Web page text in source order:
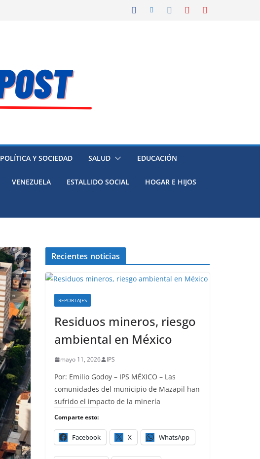
POLÍTICA Y SOCIEDAD SALUD EDUCACIÓN
VENEZUELA ESTALLIDO SOCIAL HOGAR E HIJOS
Recientes noticias
REPORTAJES
Residuos mineros, riesgo
ambiental en México
mayo 11, 2026 IPS
Por: Emilio Godoy – IPS MÉXICO – Las
comunidades del municipio de Mazapil han
sufrido el impacto de la minería
Comparte esto:
Facebook X WhatsApp